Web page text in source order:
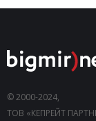
© 2000-2024,
ТОВ «КЕПРЕЙТ